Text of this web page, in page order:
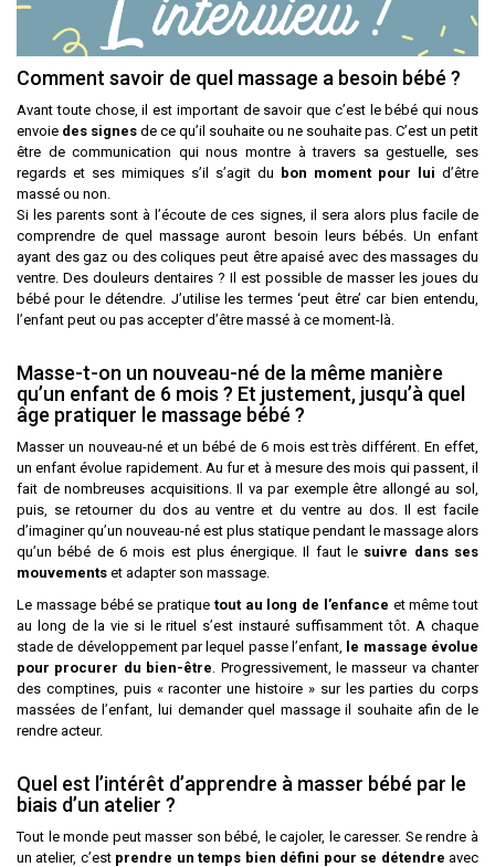
Comment savoir de quel massage a besoin bébé ?
Avant toute chose, il est important de savoir que c’est le bébé qui nous
envoie des signes de ce qu’il souhaite ou ne souhaite pas. C’est un petit
être de communication qui nous montre à travers sa gestuelle, ses
regards et ses mimiques s’il s’agit du bon moment pour lui d’être
massé ou non.
Si les parents sont à l’écoute de ces signes, il sera alors plus facile de
comprendre de quel massage auront besoin leurs bébés. Un enfant
ayant des gaz ou des coliques peut être apaisé avec des massages du
ventre. Des douleurs dentaires ? Il est possible de masser les joues du
bébé pour le détendre. J’utilise les termes ‘peut être’ car bien entendu,
l’enfant peut ou pas accepter d’être massé à ce moment-là.
Masse-t-on un nouveau-né de la même manière
qu’un enfant de 6 mois ? Et justement, jusqu’à quel
âge pratiquer le massage bébé ?
Masser un nouveau-né et un bébé de 6 mois est très différent. En effet,
un enfant évolue rapidement. Au fur et à mesure des mois qui passent, il
fait de nombreuses acquisitions. Il va par exemple être allongé au sol,
puis, se retourner du dos au ventre et du ventre au dos. Il est facile
d’imaginer qu’un nouveau-né est plus statique pendant le massage alors
qu’un bébé de 6 mois est plus énergique. Il faut le suivre dans ses
mouvements et adapter son massage.
Le massage bébé se pratique tout au long de l’enfance et même tout
au long de la vie si le rituel s’est instauré suffisamment tôt. A chaque
stade de développement par lequel passe l’enfant, le massage évolue
pour procurer du bien-être. Progressivement, le masseur va chanter
des comptines, puis « raconter une histoire » sur les parties du corps
massées de l’enfant, lui demander quel massage il souhaite afin de le
rendre acteur.
Quel est l’intérêt d’apprendre à masser bébé par le
biais d’un atelier ?
Tout le monde peut masser son bébé, le cajoler, le caresser. Se rendre à
un atelier, c’est prendre un temps bien défini pour se détendre avec